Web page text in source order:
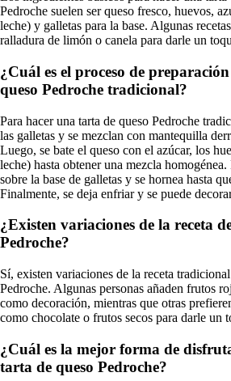
Pedroche suelen ser queso fresco, huevos,
leche) y galletas para la base. Algunas
ralladura de limón o canela para darle un
¿Cuál es el proceso de
queso Pedroche tradicional?
Para hacer una tarta de queso Pedroche
las galletas y se mezclan con mantequilla
Luego, se bate el queso con el azúcar, los
leche) hasta obtener una mezcla
sobre la base de galletas y se hornea hasta
Finalmente, se deja enfriar y se puede
¿Existen variaciones de la receta
Pedroche?
Sí, existen variaciones de la receta
Pedroche. Algunas personas añaden frutos
como decoración, mientras que otras
como chocolate o frutos secos para darle un
¿Cuál es la mejor forma de
tarta de queso Pedroche?